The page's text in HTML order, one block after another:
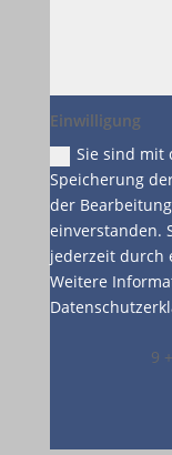
Einwilligung
Sie sind mit
Speicherung
der
einverstanden.
jederzeit durch
Weitere
9